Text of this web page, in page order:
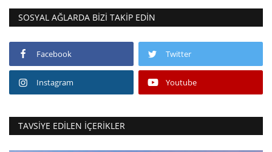
SOSYAL AĞLARDA BIZI TAKIP EDIN
Facebook Twitter
Instagram Youtube
TAVSIYE EDILEN İÇERIKLER